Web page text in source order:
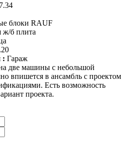
блоки RAUF
ж/б плита
: Гараж
две машины с небольшой
впишется в ансамбль с проектом
Есть возможность
проекта.